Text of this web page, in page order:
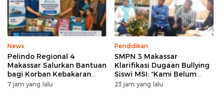
News
Pelindo Regional 4
Makassar Salurkan Bantuan
bagi Korban Kebakaran
Tallo
7 jam yang lalu
Pendidikan
SMPN 3 Makassar
Klarifikasi Dugaan Bullying
Siswi MSI: “Kami Belum
Menemukan Unsur
23 jam yang lalu